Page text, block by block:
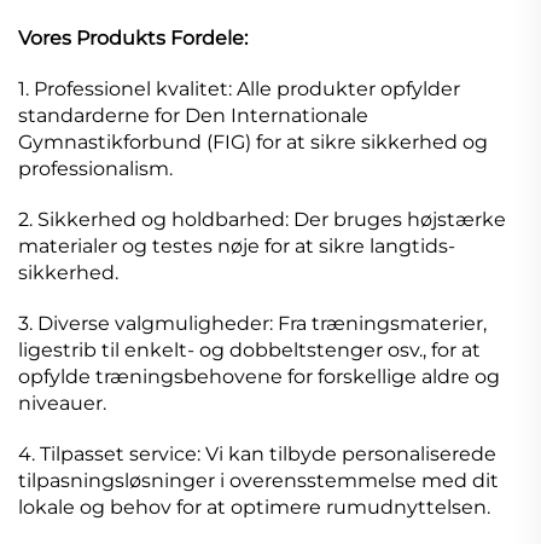
Vores Produkts Fordele:
1. Professionel kvalitet: Alle produkter opfylder
standarderne for Den Internationale
Gymnastikforbund (FIG) for at sikre sikkerhed og
professionalism.
2. Sikkerhed og holdbarhed: Der bruges højstærke
materialer og testes nøje for at sikre langtids-
sikkerhed.
3. Diverse valgmuligheder: Fra træningsmaterier,
ligestrib til enkelt- og dobbeltstenger osv., for at
opfylde træningsbehovene for forskellige aldre og
niveauer.
4. Tilpasset service: Vi kan tilbyde personaliserede
tilpasningsløsninger i overensstemmelse med dit
lokale og behov for at optimere rumudnyttelsen.